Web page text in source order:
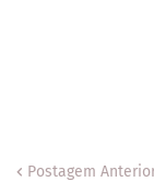
Postagem